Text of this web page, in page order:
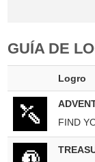
GUÍA DE
Logro
FIND